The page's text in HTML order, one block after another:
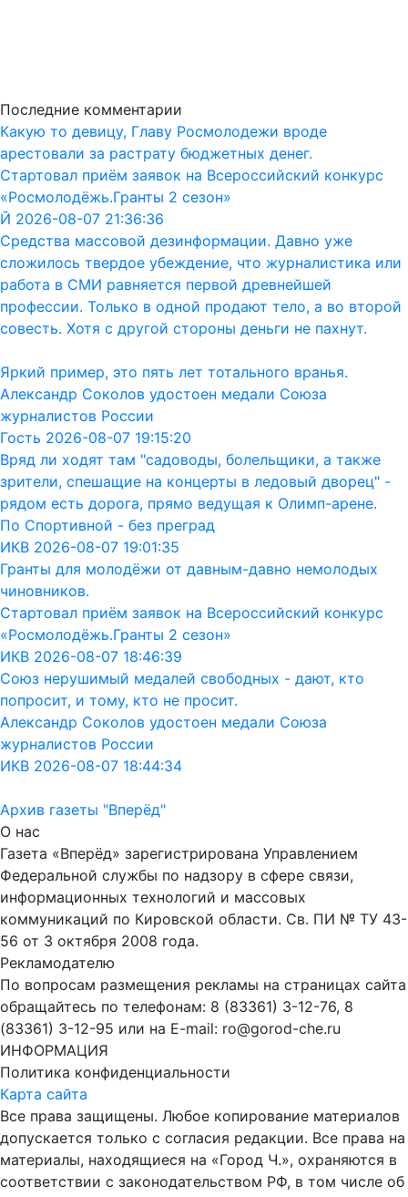
Последние комментарии
Какую то девицу, Главу Росмолодежи вроде
арестовали за растрату бюджетных денег.
Стартовал приём заявок на Всероссийский конкурс
«Росмолодёжь.Гранты 2 сезон»
Й 2026-08-07 21:36:36
Средства массовой дезинформации. Давно уже
сложилось твердое убеждение, что журналистика или
работа в СМИ равняется первой древнейшей
профессии. Только в одной продают тело, а во второй
совесть. Хотя с другой стороны деньги не пахнут.
Яркий пример, это пять лет тотального вранья.
Александр Соколов удостоен медали Союза
журналистов России
Гость 2026-08-07 19:15:20
Вряд ли ходят там "садоводы, болельщики, а также
зрители, спешащие на концерты в ледовый дворец" -
рядом есть дорога, прямо ведущая к Олимп-арене.
По Спортивной - без преград
ИКВ 2026-08-07 19:01:35
Гранты для молодёжи от давным-давно немолодых
чиновников.
Стартовал приём заявок на Всероссийский конкурс
«Росмолодёжь.Гранты 2 сезон»
ИКВ 2026-08-07 18:46:39
Союз нерушимый медалей свободных - дают, кто
попросит, и тому, кто не просит.
Александр Соколов удостоен медали Союза
журналистов России
ИКВ 2026-08-07 18:44:34
Архив газеты "Вперёд"
О нас
Газета «Вперёд» зарегистрирована Управлением
Федеральной службы по надзору в сфере связи,
информационных технологий и массовых
коммуникаций по Кировской области. Св. ПИ № ТУ 43-
56 от 3 октября 2008 года.
Рекламодателю
По вопросам размещения рекламы на страницах сайта
обращайтесь по телефонам: 8 (83361) 3-12-76, 8
(83361) 3-12-95 или на E-mail: ro@gorod-che.ru
ИНФОРМАЦИЯ
Политика конфиденциальности
Карта сайта
Все права защищены. Любое копирование материалов
допускается только с согласия редакции. Все права на
материалы, находящиеся на «Город Ч.», охраняются в
соответствии с законодательством РФ, в том числе об